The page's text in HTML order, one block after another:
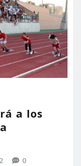
a los
0